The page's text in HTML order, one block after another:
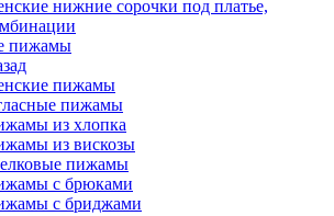
нижние сорочки под платье,
пижамы
пижамы
пижамы
из хлопка
из вискозы
пижамы
с брюками
с бриджами